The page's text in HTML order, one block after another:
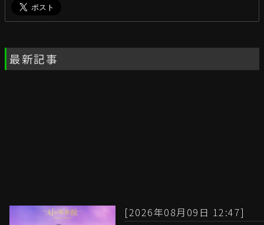
最新記事
[2026年08月09日 12:47]